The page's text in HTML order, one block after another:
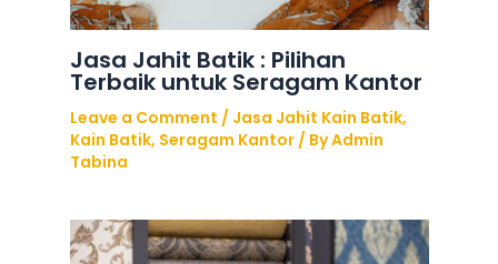
Jasa Jahit Batik : Pilihan
Terbaik untuk Seragam Kantor
Leave a Comment / Jasa Jahit Kain Batik,
Kain Batik, Seragam Kantor/ ByAdmin
Tabina